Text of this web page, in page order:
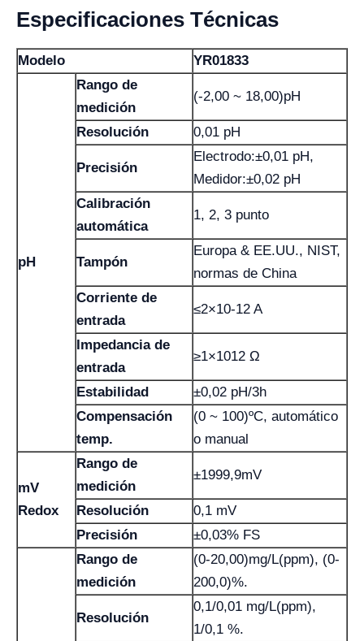
Especificaciones Técnicas
Modelo YR01833
pH
Rango de
medición
(-2,00 ~ 18,00)pH
Resolución 0,01 pH
Precisión
Electrodo:±0,01 pH,
Medidor:±0,02 pH
Calibración
automática
1, 2, 3 punto
Tampón
Europa & EE.UU., NIST,
normas de China
Corriente de
entrada
≤2×10-12 A
Impedancia de
entrada
≥1×1012 Ω
Estabilidad
±0,02 pH/3h
Compensación
temp.
(0 ~ 100)ºC, automático
o manual
mV
Redox
Rango de
medición
±1999,9mV
Resolución
0,1 mV
Precisión
±0,03% FS
Rango de
medición
(0-20,00)mg/L(ppm), (0-
200,0)%.
Resolución
0,1/0,01 mg/L(ppm),
1/0,1 %.